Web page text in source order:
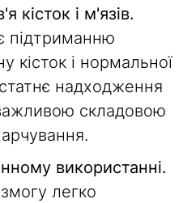
кісток і м'язів.
підтриманню
кісток і нормальної
надходження
складовою
використанні.
легко